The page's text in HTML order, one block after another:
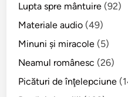
Lupta spre mântuire (92)
Materiale audio (49)
Minuni şi miracole (5)
Neamul românesc (26)
Picături de înţelepciune